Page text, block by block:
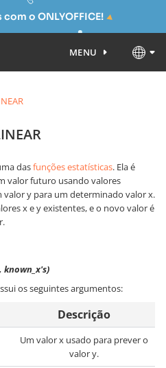
o ONLYOFFICE!
MENU
dasfunções estatísticas. Ela é
valor futuro usando valores
y para um determinado valor x.
x e y existentes, e o novo valor é
known_x's)
os seguintes argumentos:
Descrição
Um valor x usado para prever o
valor y.